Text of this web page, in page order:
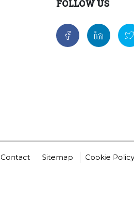
FOLLOW US
Contact Sitemap Cookie Policy